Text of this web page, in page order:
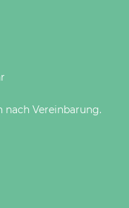
Vereinbarung.